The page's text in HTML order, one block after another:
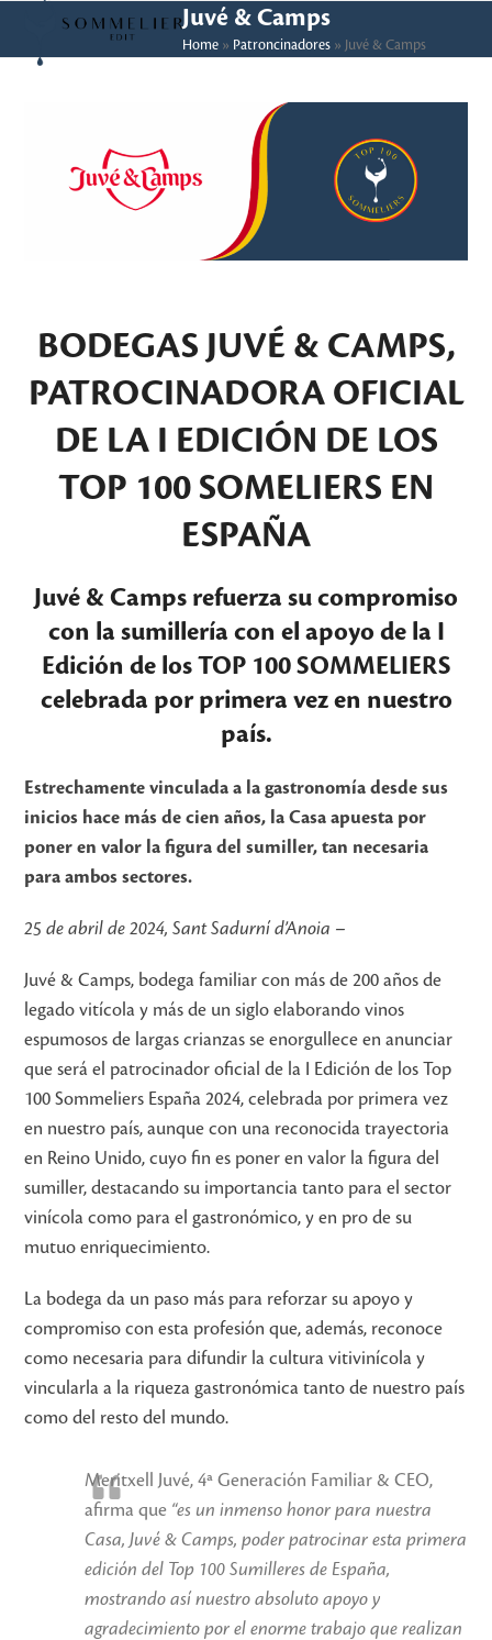
content
Open
mobile
Close
mobile
Juvé & Camps
Home» Patroncinadores» Juvé & Camps
BODEGAS JUVÉ & CAMPS,
PATROCINADORA OFICIAL
DE LA I EDICIÓN DE LOS
TOP 100 SOMELIERS EN
ESPAÑA
Juvé & Camps refuerza su compromiso
con la sumillería con el apoyo de la I
Edición de los TOP 100 SOMMELIERS
celebrada por primera vez en nuestro
país.
Estrechamente vinculada a la gastronomía desde sus
inicios hace más de cien años, la Casa apuesta por
poner en valor la figura del sumiller, tan necesaria
para ambos sectores.
25 de abril de 2024, Sant Sadurní d’Anoia –
Juvé & Camps, bodega familiar con más de 200 años de
legado vitícola y más de un siglo elaborando vinos
espumosos de largas crianzas se enorgullece en anunciar
que será el patrocinador oficial de la I Edición de los Top
100 Sommeliers España 2024, celebrada por primera vez
en nuestro país, aunque con una reconocida trayectoria
en Reino Unido, cuyo fin es poner en valor la figura del
sumiller, destacando su importancia tanto para el sector
vinícola como para el gastronómico, y en pro de su
mutuo enriquecimiento.
La bodega da un paso más para reforzar su apoyo y
compromiso con esta profesión que, además, reconoce
como necesaria para difundir la cultura vitivinícola y
vincularla a la riqueza gastronómica tanto de nuestro país
como del resto del mundo.
Meritxell Juvé, 4ª Generación Familiar & CEO,
afirma que “es un inmenso honor para nuestra
Casa, Juvé & Camps, poder patrocinar esta primera
edición del Top 100 Sumilleres de España,
mostrando así nuestro absoluto apoyo y
agradecimiento por el enorme trabajo que realizan